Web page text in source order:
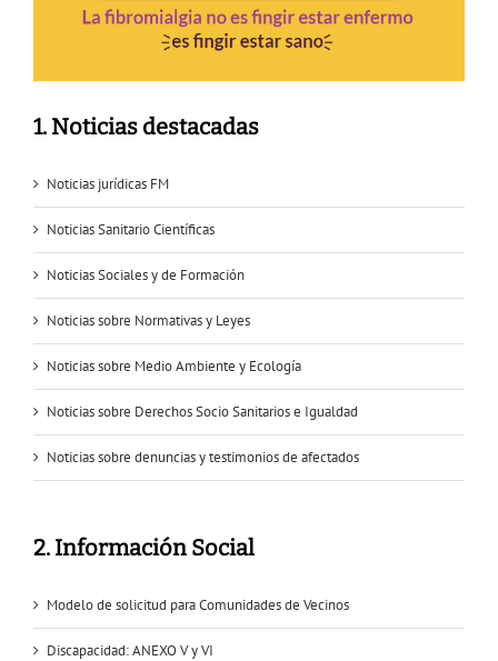
1. Noticias destacadas
Noticias jurídicas FM
Noticias Sanitario Científicas
Noticias Sociales y de Formación
Noticias sobre Normativas y Leyes
Noticias sobre Medio Ambiente y Ecología
Noticias sobre Derechos Socio Sanitarios e Igualdad
Noticias sobre denuncias y testimonios de afectados
2. Información Social
Modelo de solicitud para Comunidades de Vecinos
Discapacidad: ANEXO V y VI